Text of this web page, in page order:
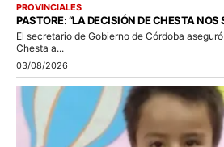
PROVINCIALES
PASTORE: “LA DECISIÓN DE CHESTA NOS
El secretario de Gobierno de Córdoba
Chesta a...
03/08/2026